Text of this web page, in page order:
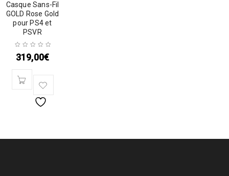
Casque Sans-Fil
GOLD Rose Gold
pour PS4 et
PSVR
319,00€